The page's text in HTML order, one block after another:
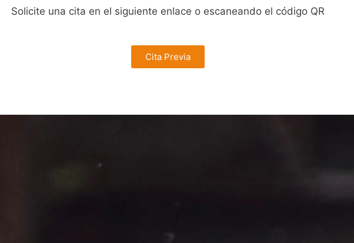
Solicite una cita en el siguiente enlace o escaneando el código QR
Cita Previa